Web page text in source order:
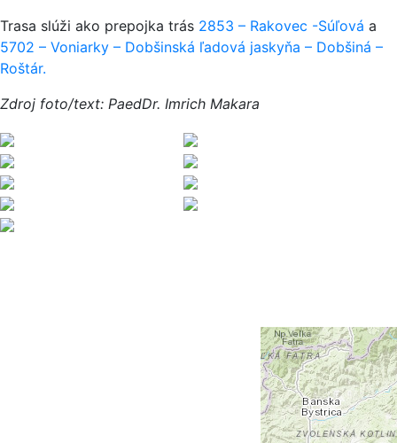
Trasa slúži ako prepojka trás 2853 – Rakovec -Súľová a
5702 – Voniarky – Dobšinská ľadová jaskyňa – Dobšiná –
Roštár.
Zdroj foto/text: PaedDr. Imrich Makara